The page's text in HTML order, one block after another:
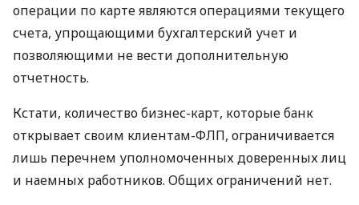
операции по карте являются операциями текущего
счета, упрощающими бухгалтерский учет и
позволяющими не вести дополнительную
отчетность.
Кстати, количество бизнес-карт, которые банк
открывает своим клиентам-ФЛП, ограничивается
лишь перечнем уполномоченных доверенных лиц
и наемных работников. Общих ограничений нет.